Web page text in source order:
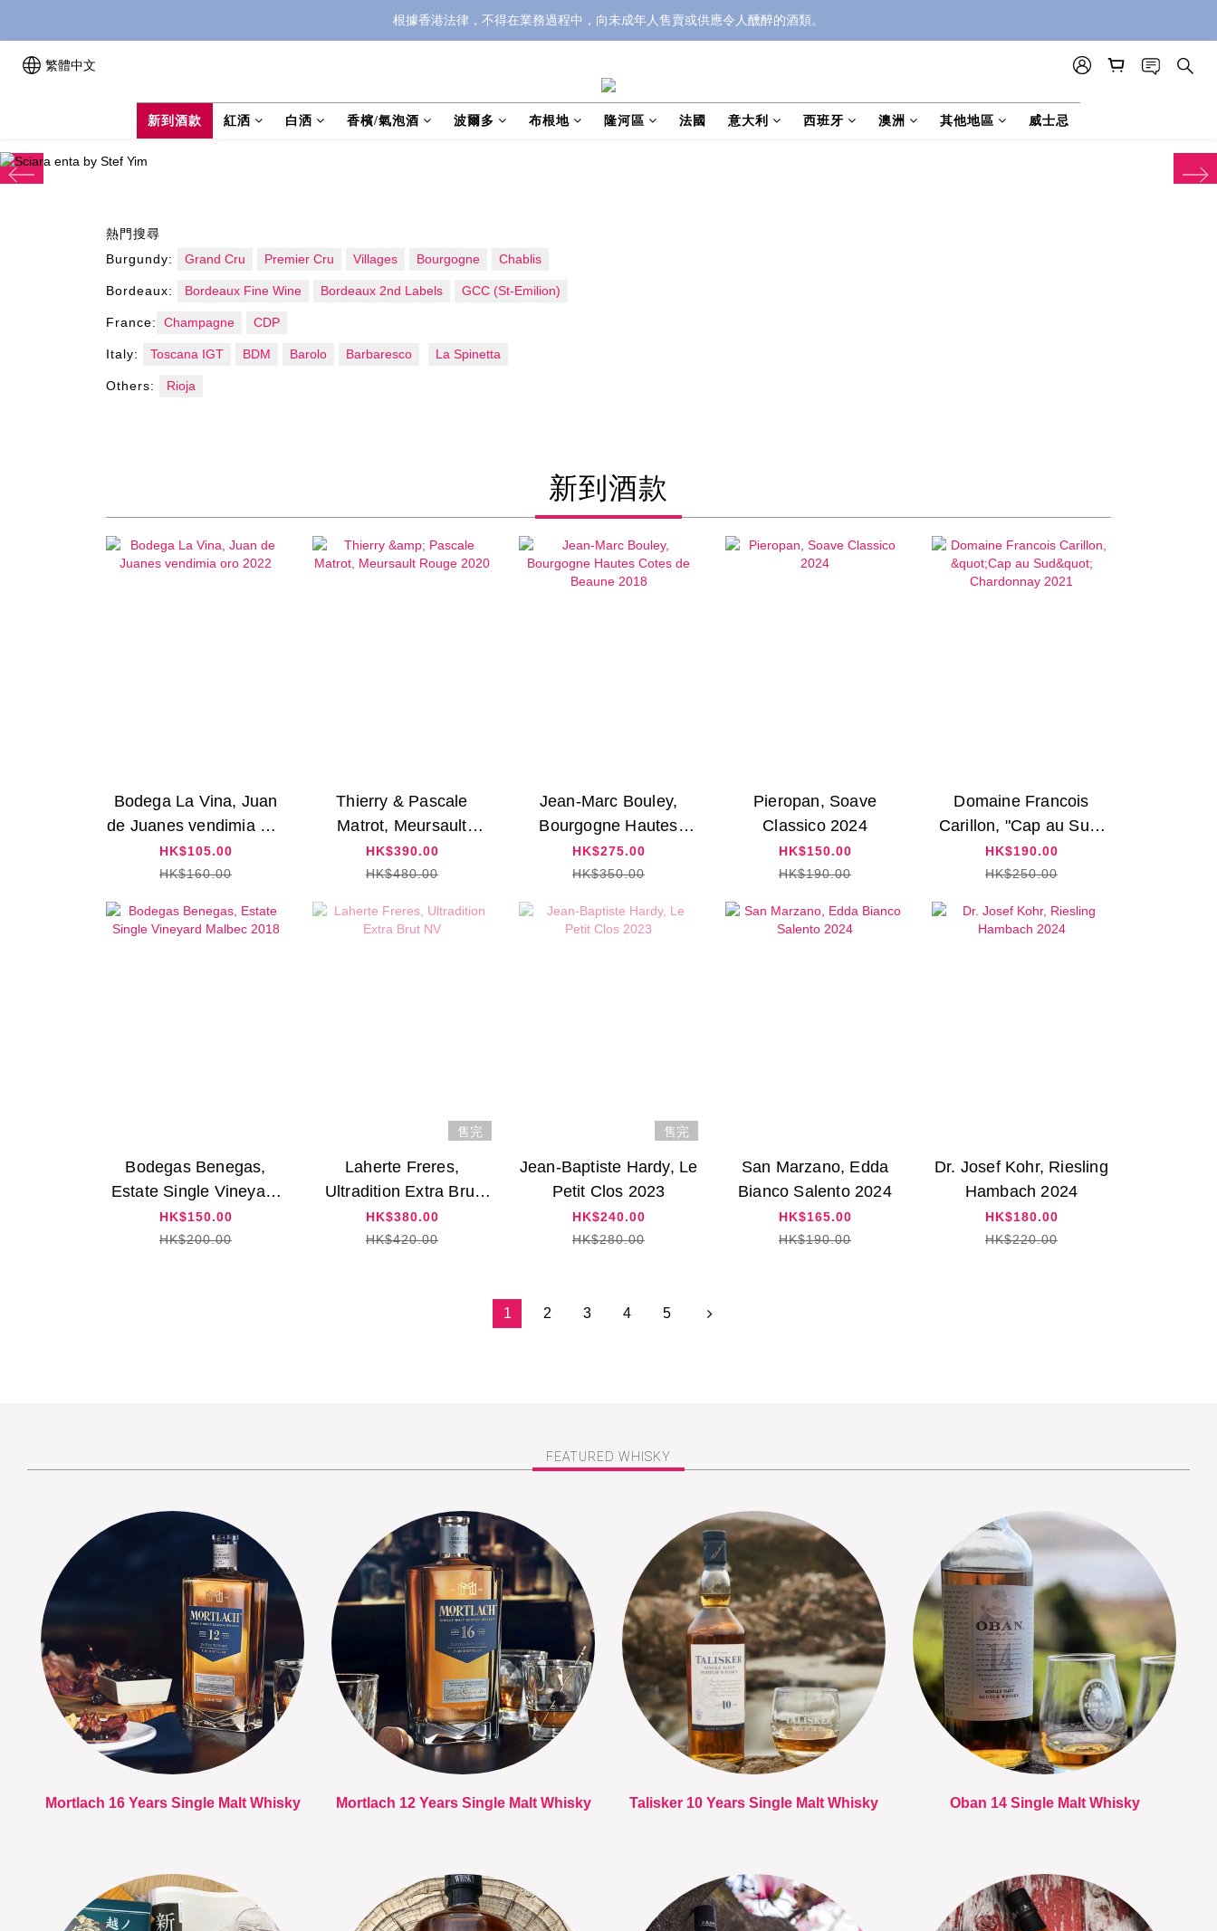
根據香港法律，不得在業務過程中，向未成年人售賣或供應令人醺醉的酒類。
繁體中文
新到酒款 紅洒 白洒 香檳/氣泡酒 波爾多 布根地 隆河區 法國 意大利 西班牙 澳洲 其他地區 威士忌
prev next
熱門搜尋
Burgundy:
Grand Cru Premier Cru Villages Bourgogne Chablis
Bordeaux: Bordeaux Fine Wine Bordeaux 2nd Labels GCC (St-Emilion)
France: Champagne CDP
Italy: Toscana IGT BDM Barolo Barbaresco La Spinetta
Others: Rioja
新到酒款
Bodega La Vina, Juan
de Juanes vendimia oro
2022
HK$105.00
HK$160.00
Thierry & Pascale
Matrot, Meursault
Rouge 2020
HK$390.00
HK$480.00
Jean-Marc Bouley,
Bourgogne Hautes
Cotes de Beaune 2018
HK$275.00
HK$350.00
Pieropan, Soave
Classico 2024
HK$150.00
HK$190.00
Domaine Francois
Carillon, "Cap au Sud"
Chardonnay 2021
HK$190.00
HK$250.00
Bodegas Benegas,
Estate Single Vineyard
Malbec 2018
HK$150.00
HK$200.00
售完
Laherte Freres,
Ultradition Extra Brut
NV
HK$380.00
HK$420.00
售完
Jean-Baptiste Hardy, Le
Petit Clos 2023
HK$240.00
HK$280.00
San Marzano, Edda
Bianco Salento 2024
HK$165.00
HK$190.00
Dr. Josef Kohr, Riesling
Hambach 2024
HK$180.00
HK$220.00
1 2 3 4 5
FEATURED WHISKY
Mortlach 16 Years Single Malt Whisky Mortlach 12 Years Single Malt Whisky Talisker 10 Years Single Malt Whisky Oban 14 Single Malt Whisky